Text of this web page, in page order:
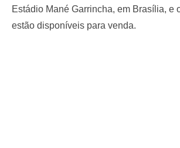
Estádio Mané Garrincha, em Brasília, e
estão disponíveis para venda.